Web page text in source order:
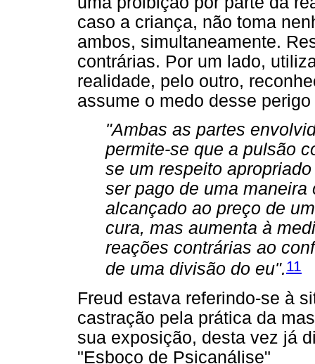
caso a criança, não toma
ambos, simultaneamente.
contrárias. Por um lado,
realidade, pelo outro,
assume o medo desse
"Ambas as partes
permite-se que a pulsão
se um respeito
ser pago de uma
alcançado ao preço de
cura, mas aumenta à
reações contrárias ao
de uma divisão do eu".11
Freud estava referindo-se à
castração pela prática da
sua exposição, desta vez já
"Esboço de Psicanálise"